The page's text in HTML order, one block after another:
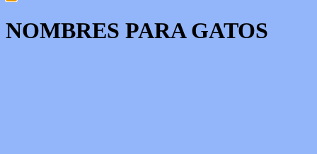
NOMBRES PARA GATOS